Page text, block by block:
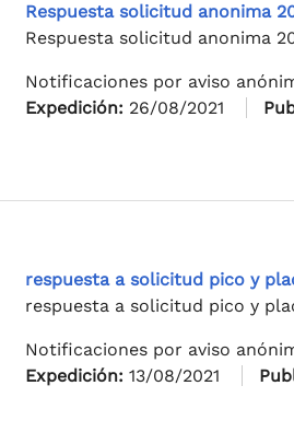
Respuesta solicitud anonima
Respuesta solicitud anonima
Notificaciones por aviso
Expedición: 26/08/2021
respuesta a solicitud pico y
respuesta a solicitud pico y
Notificaciones por aviso
Expedición:13/08/2021